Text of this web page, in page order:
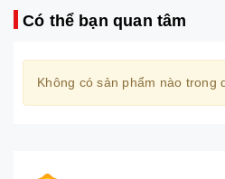
Có thể bạn quan tâm
Không có sản phẩm nào trong